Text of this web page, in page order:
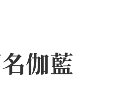
伽藍